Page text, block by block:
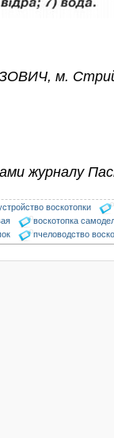
м. Стрий,
журналу
воскотопки
воскотопка
пчеловодство